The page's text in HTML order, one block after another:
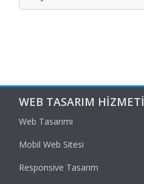
WEB TASARIM HIZMETI
Web Tasarımı
Mobil Web Sitesi
Responsive Tasarım